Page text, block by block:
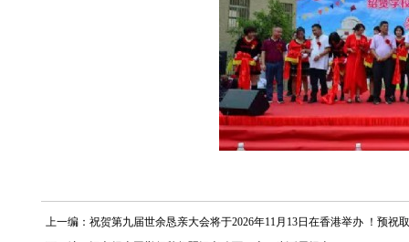
上一编：祝贺第九届世余恳亲大会将于2026年11月13日在香港举办 ！预祝